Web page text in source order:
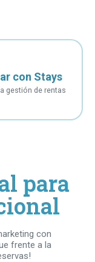
con Stays
gestión de rentas
para
con
frente a la